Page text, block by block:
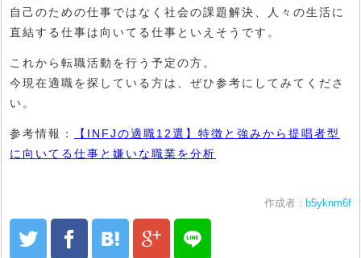
自己のための仕事ではなく社会の課題解決、人々の生活に
直結する仕事は向いてる仕事といえそうです。
これから転職活動を行う予定の方。
今現在適職を探している方は、ぜひ参考にしてみてくださ
い。
参考情報：
【INFJの適職12選】特徴と強みから提唱者型
に向いてる仕事と嫌いな職業を分析
作成者 : b5yknm6f